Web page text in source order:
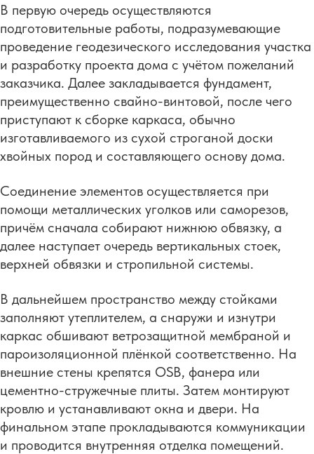
В первую очередь осуществляются
подготовительные работы, подразумевающие
проведение геодезического исследования участка
и разработку проекта дома с учётом пожеланий
заказчика. Далее закладывается фундамент,
преимущественно свайно-винтовой, после чего
приступают к сборке каркаса, обычно
изготавливаемого из сухой строганой доски
хвойных пород и составляющего основу дома.
Соединение элементов осуществляется при
помощи металлических уголков или саморезов,
причём сначала собирают нижнюю обвязку, а
далее наступает очередь вертикальных стоек,
верхней обвязки и стропильной системы.
В дальнейшем пространство между стойками
заполняют утеплителем, а снаружи и изнутри
каркас обшивают ветрозащитной мембраной и
пароизоляционной плёнкой соответственно. На
внешние стены крепятся OSB, фанера или
цементно-стружечные плиты. Затем монтируют
кровлю и устанавливают окна и двери. На
финальном этапе прокладываются коммуникации
и проводится внутренняя отделка помещений.